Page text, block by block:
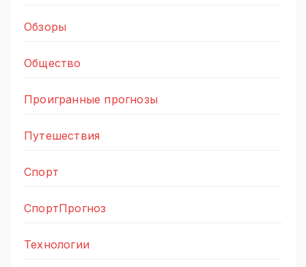
Обзоры
Общество
Проигранные прогнозы
Путешествия
Спорт
СпортПрогноз
Технологии